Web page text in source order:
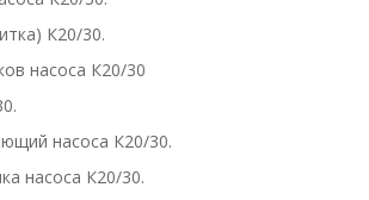
К20/30.
насоса К20/30
насоса К20/30.
насоса К20/30.